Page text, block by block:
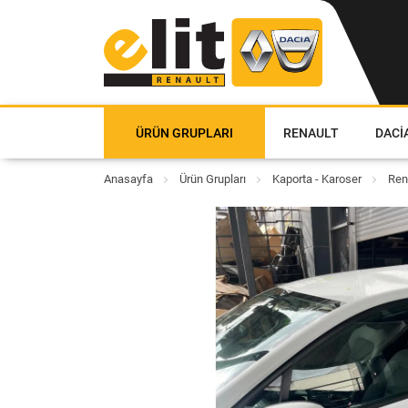
ÜRÜN GRUPLARI RENAULT
Anasayfa Ürün Grupları Kaporta - Karoser